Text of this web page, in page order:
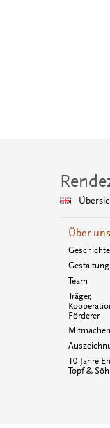
Über uns
Team
Träger,
Förderer
Mitmachen
10 Jahre
Topf &